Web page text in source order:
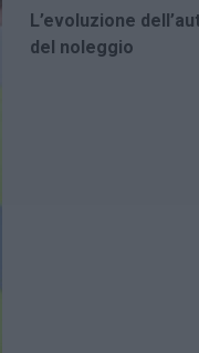
L’evoluzione
del noleggio